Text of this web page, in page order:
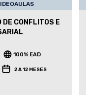
CONFLITOS E
100% EAD
2 A 12 MESES